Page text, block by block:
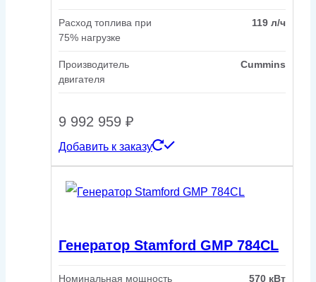
Расход топлива при
75% нагрузке
119 л/ч
Производитель
двигателя
Cummins
9 992 959 ₽
Добавить к заказу
Генератор Stamford GMP 784CL
Номинальная мощность 570 кВт